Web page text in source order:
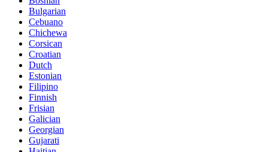
Bulgarian
Cebuano
Chichewa
Corsican
Croatian
Dutch
Estonian
Filipino
Finnish
Frisian
Galician
Georgian
Gujarati